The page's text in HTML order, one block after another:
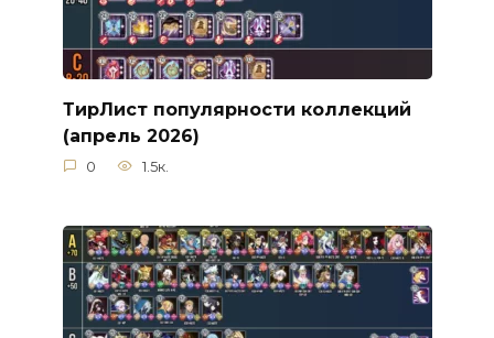
ТирЛист популярности коллекций
(апрель 2026)
0 1.5к.